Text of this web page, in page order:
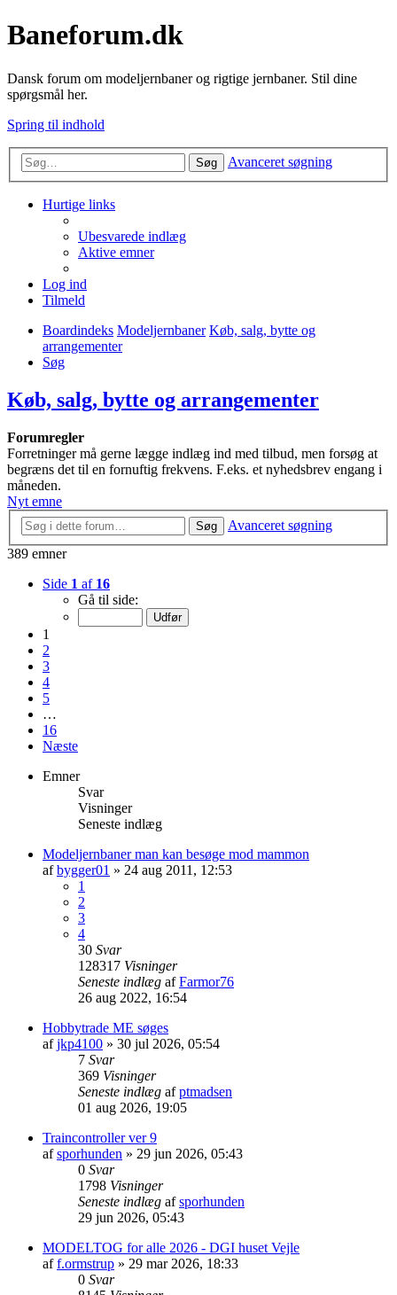
Baneforum.dk
Dansk forum om modeljernbaner og rigtige jernbaner. Stil dine
spørgsmål her.
Spring til indhold
Søg Avanceret søgning
Hurtige links
Ubesvarede indlæg
Aktive emner
Log ind
Tilmeld
Boardindeks Modeljernbaner Køb, salg, bytte og
arrangementer
Søg
Køb, salg, bytte og arrangementer
Forumregler
Forretninger må gerne lægge indlæg ind med tilbud, men forsøg at
begræns det til en fornuftig frekvens. F.eks. et nyhedsbrev engang i
måneden.
Nyt emne
Søg
Avanceret søgning
389 emner
Side 1 af 16
Gå til side:
1
2
3
4
5
…
16
Næste
Emner
Svar
Visninger
Seneste indlæg
Modeljernbaner man kan besøge mod mammon
afbygger01 » 24 aug 2011, 12:53
1
2
3
4
30 Svar
128317 Visninger
Seneste indlæg afFarmor76
26 aug 2022, 16:54
Hobbytrade ME søges
afjkp4100 » 30 jul 2026, 05:54
7 Svar
369 Visninger
Seneste indlæg afptmadsen
01 aug 2026, 19:05
Traincontroller ver 9
afsporhunden » 29 jun 2026, 05:43
0 Svar
1798 Visninger
Seneste indlæg afsporhunden
29 jun 2026, 05:43
MODELTOG for alle 2026 - DGI huset Vejle
aff.ormstrup » 29 mar 2026, 18:33
0 Svar